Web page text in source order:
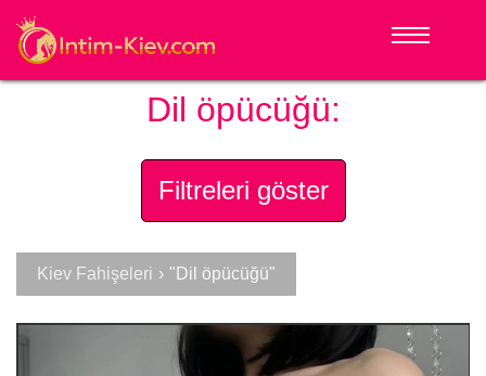
Dil öpücüğü:
Filtreleri göster
Kiev Fahişeleri › "Dil öpücüğü"